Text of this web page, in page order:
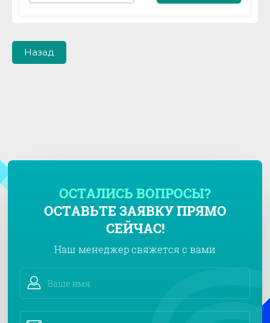
Назад
ОСТАЛИСЬ ВОПРОСЫ?
ОСТАВЬТЕ ЗАЯВКУ ПРЯМО
СЕЙЧАС!
Наш менеджер свяжется с вами